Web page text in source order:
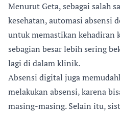
Menurut Geta, sebagai salah
kesehatan, automasi absensi
untuk memastikan kehadiran
sebagian besar lebih sering
lagi di dalam klinik.
Absensi digital juga
melakukan absensi, karena
masing-masing. Selain itu,